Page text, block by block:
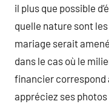
il plus que possible
quelle nature sont
mariage serait
dans le cas où le
financier correspond
appréciez ses